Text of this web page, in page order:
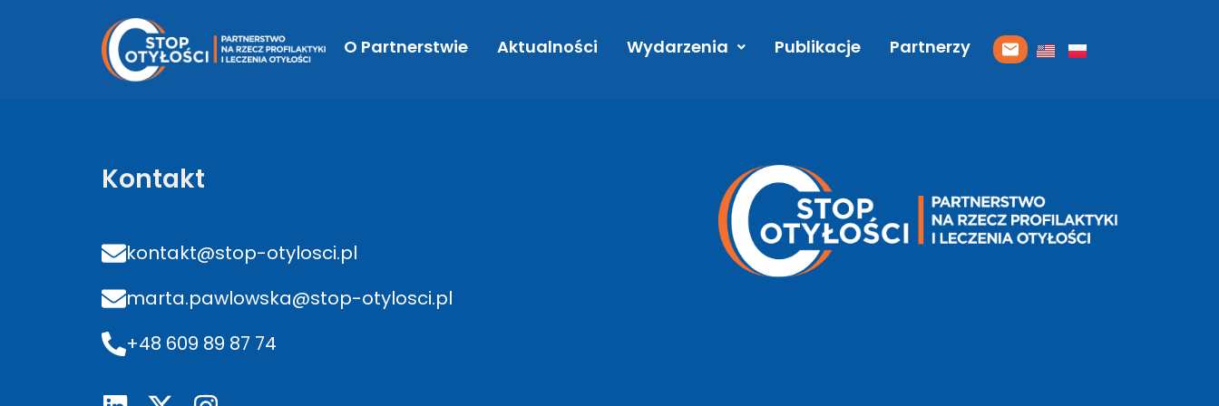
O Partnerstwie Aktualności Wydarzenia Publikacje Partnerzy
Gdański Uniwersytet Medyczny
Kontakt
kontakt@stop-otylosci.pl
marta.pawlowska@stop-otylosci.pl
+48 609 89 87 74